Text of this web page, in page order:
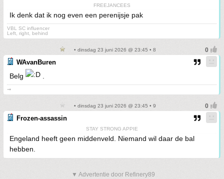
FREEJANCEES
Ik denk dat ik nog even een perenijsje pak
VBL SC influencer
Left, right, behind
• dinsdag 23 juni 2026 @ 23:45 • 8
WAvanBuren
Belg .
➞
• dinsdag 23 juni 2026 @ 23:45 • 9
Frozen-assassin
STAY STRONG APPIE
Engeland heeft geen middenveld. Niemand wil daar de bal
hebben.
▼ Advertentie door Refinery89